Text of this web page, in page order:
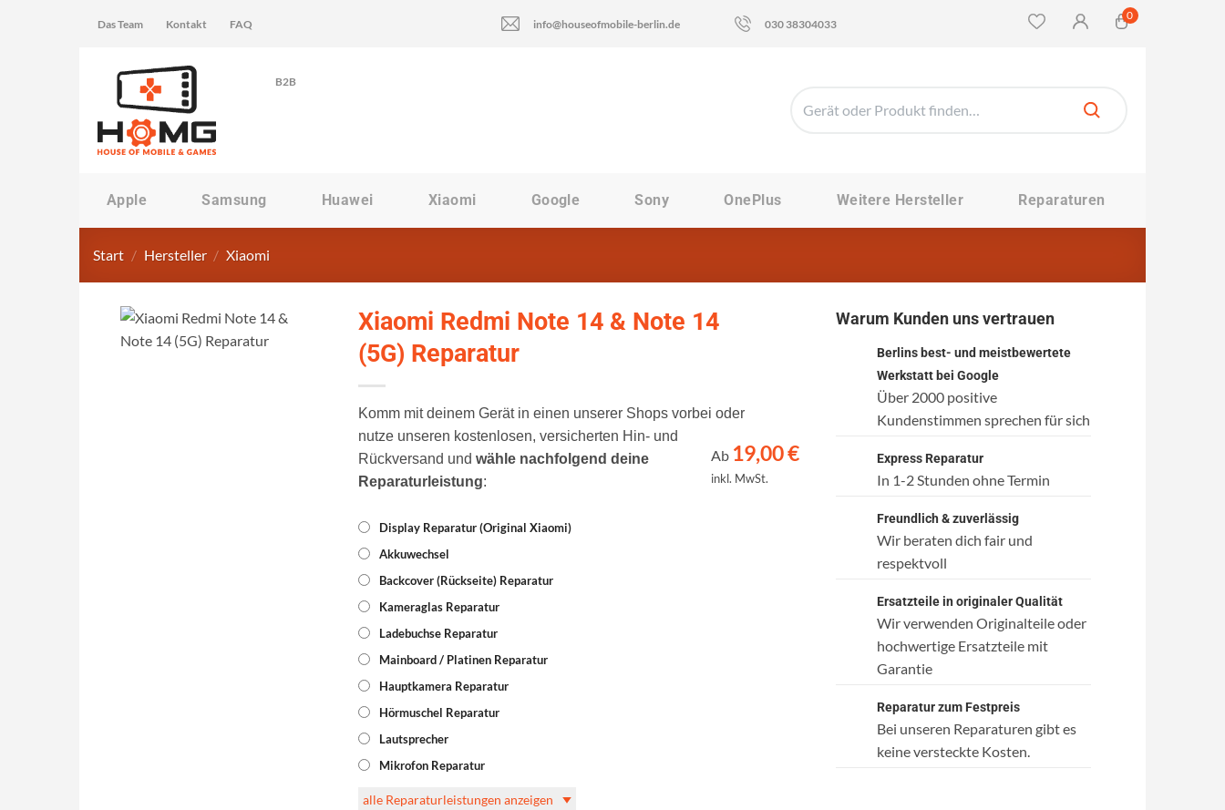
Inhalt
Das Team Kontakt FAQ
B2B
info@houseofmobile-berlin.de 030 38304033
0
Apple Samsung Huawei Xiaomi Google Sony OnePlus Weitere Hersteller Reparaturen
Start / Hersteller / Xiaomi
Xiaomi Redmi Note 14 & Note 14
(5G) Reparatur
Komm mit deinem Gerät in einen unserer Shops vorbei oder
nutze unseren kostenlosen, versicherten Hin- und
Rückversand und wähle nachfolgend deine
Reparaturleistung:
Display Reparatur (Original Xiaomi)
Akkuwechsel
Backcover (Rückseite) Reparatur
Kameraglas Reparatur
Ladebuchse Reparatur
Mainboard / Platinen Reparatur
Hauptkamera Reparatur
Hörmuschel Reparatur
Lautsprecher
Mikrofon Reparatur
alle Reparaturleistungen anzeigen
Ab 19,00€
inkl. MwSt.
Warum Kunden uns vertrauen
Berlins best- und meistbewertete
Werkstatt bei Google
Über 2000 positive
Kundenstimmen sprechen für sich
Express Reparatur
In 1-2 Stunden ohne Termin
Freundlich & zuverlässig
Wir beraten dich fair und
respektvoll
Ersatzteile in originaler Qualität
Wir verwenden Originalteile oder
hochwertige Ersatzteile mit
Garantie
Reparatur zum Festpreis
Bei unseren Reparaturen gibt es
keine versteckte Kosten.